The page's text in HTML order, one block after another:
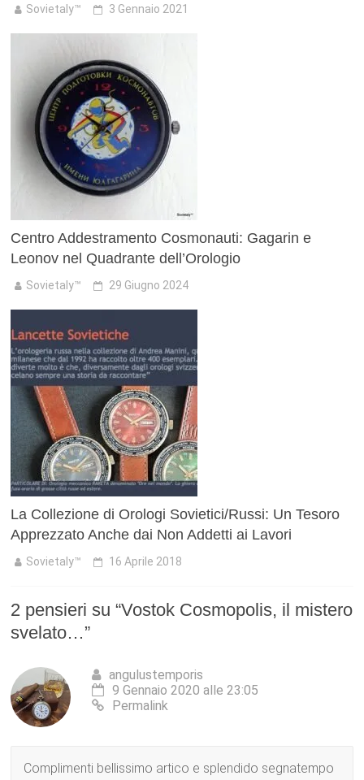
Sovietaly™ 3 Gennaio 2021
Centro Addestramento Cosmonauti: Gagarin e
Leonov nel Quadrante dell’Orologio
Sovietaly™ 29 Giugno 2024
La Collezione di Orologi Sovietici/Russi: Un Tesoro
Apprezzato Anche dai Non Addetti ai Lavori
Sovietaly™ 16 Aprile 2018
2 pensieri su “Vostok Cosmopolis, il mistero
svelato…”
angulustemporis
9 Gennaio 2020 alle 23:05
Permalink
Complimenti bellissimo artico e splendido segnatempo